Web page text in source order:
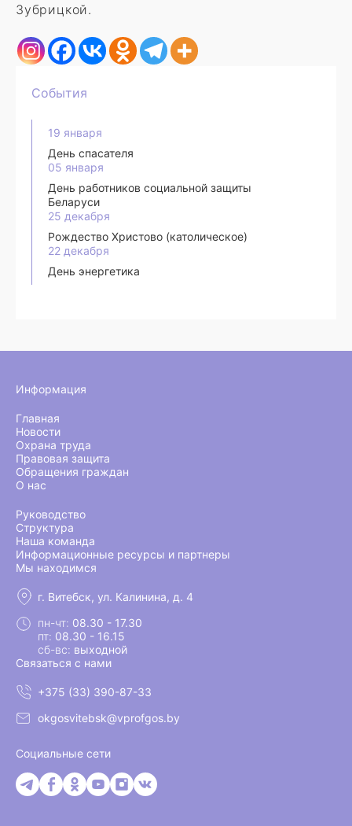
Зубрицкой.
События
19 января
День спасателя
05 января
День работников социальной защиты
Беларуси
25 декабря
Рождество Христово (католическое)
22 декабря
День энергетика
Информация
Главная
Новости
Охрана труда
Правовая защита
Обращения граждан
О нас
Руководство
Структура
Наша команда
Информационные ресурсы и партнеры
Мы находимся
г. Витебск, ул. Калинина, д. 4
пн-чт: 08.30 - 17.30
пт: 08.30 - 16.15
сб-вс: выходной
Связаться с нами
+375 (33) 390-87-33
okgosvitebsk@vprofgos.by
Социальные сети